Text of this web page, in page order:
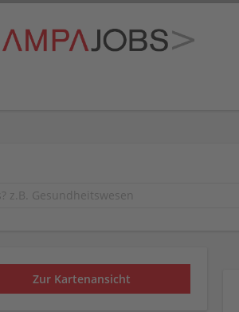
Zur Kartenansicht